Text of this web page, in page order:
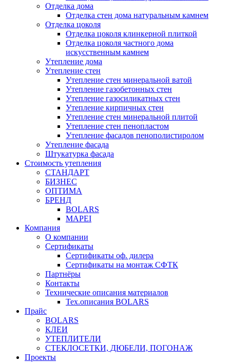
Отделка дома
Отделка стен дома натуральным камнем
Отделка цоколя
Отделка цоколя клинкерной плиткой
Отделка цоколя частного дома
искусственным камнем
Утепление дома
Утепление стен
Утепление стен минеральной ватой
Утепление газобетонных стен
Утепление газосиликатных стен
Утепление кирпичных стен
Утепление стен минеральной плитой
Утепление стен пенопластом
Утепление фасадов пенополистиролом
Утепление фасада
Штукатурка фасада
Стоимость утепления
СТАНДАРТ
БИЗНЕС
ОПТИМА
БРЕНД
BOLARS
MAPEI
Компания
О компании
Сертификаты
Сертификаты оф. дилера
Сертификаты на монтаж СФТК
Партнёры
Контакты
Технические описания материалов
Тех.описания BOLARS
Прайс
BOLARS
КЛЕИ
УТЕПЛИТЕЛИ
СТЕКЛОСЕТКИ, ДЮБЕЛИ, ПОГОНАЖ
Проекты